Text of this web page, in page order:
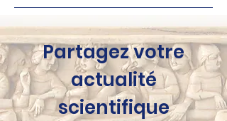
Partagez votre
actualité
scientifique